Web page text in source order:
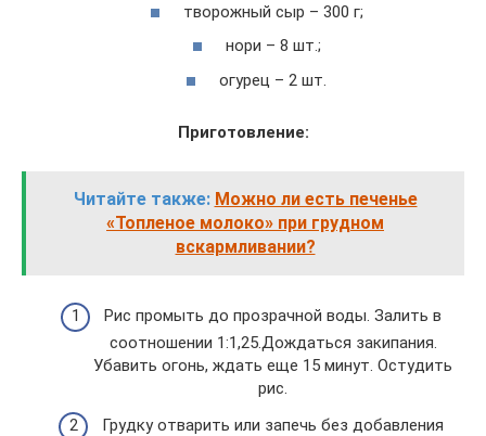
творожный сыр – 300 г;
нори – 8 шт.;
огурец – 2 шт.
Приготовление:
Читайте также: Можно ли есть печенье
«Топленое молоко» при грудном
вскармливании?
Рис промыть до прозрачной воды. Залить в
соотношении 1:1,25.Дождаться закипания.
Убавить огонь, ждать еще 15 минут. Остудить
рис.
Грудку отварить или запечь без добавления